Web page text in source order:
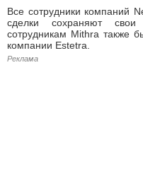
Все сотрудники компаний
сделки сохраняют
сотрудникам Mithra также
компании Estetra.
Реклама